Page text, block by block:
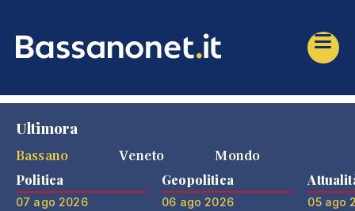
Ultimora
Bassano
Veneto Mondo
Politica
07 ago 2026
Geopolitica
06 ago 2026 05 ago